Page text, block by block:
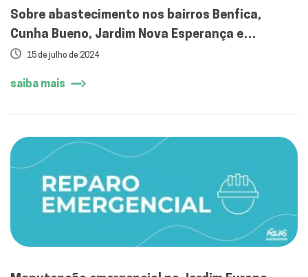
Sobre abastecimento nos bairros Benfica,
Cunha Bueno, Jardim Nova Esperança e
Barbaroto
15 de julho de 2024
saiba mais